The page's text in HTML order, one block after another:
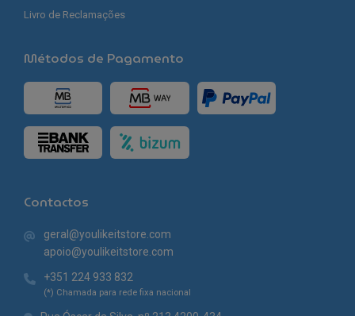
Livro de Reclamações
Métodos de Pagamento
Contactos
geral@youlikeitstore.com
apoio@youlikeitstore.com
+351 224 933 832
(*) Chamada para rede fixa nacional